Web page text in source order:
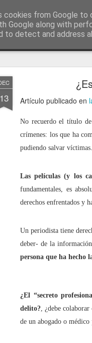
13 Artículo publicado en
No recuerdo el título
crímenes: los que ha
pudiendo salvar
Las películas (y los
fundamentales, es
derechos enfrentados y
Un periodista tiene
deber- de la
persona que ha hecho
¿El “secreto
delito?, ¿debe
de un abogado o
cookies from Google to
Google along with
to detect and address
más
En 2022 publiqué un
2022.01.07
2022.01.14 Mariló